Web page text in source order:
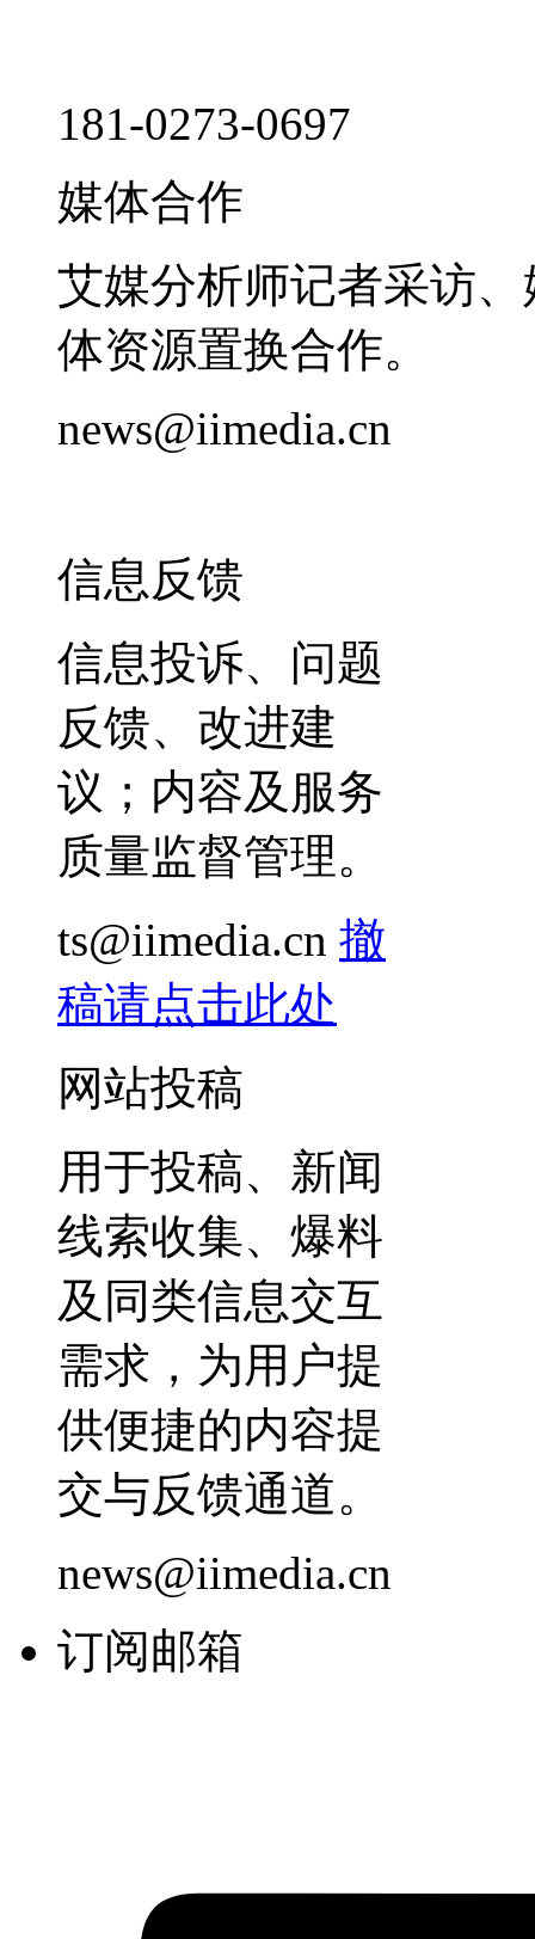
181-0273-0697
媒体合作
艾媒分析师记者采访
体资源置换合作。
news@iimedia.cn
信息反馈
信息投诉、问题
反馈、改进建
议；内容及服务
质量监督管理。
ts@iimedia.cn 撤
稿请点击此处
网站投稿
用于投稿、新闻
线索收集、爆料
及同类信息交互
需求，为用户提
供便捷的内容提
交与反馈通道。
news@iimedia.cn
订阅邮箱